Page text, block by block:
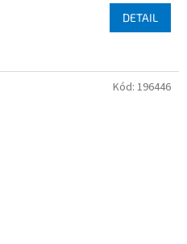
DETAIL
Kód: 196446